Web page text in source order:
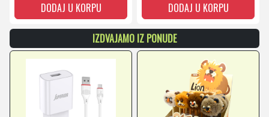
DODAJ U KORPU
DODAJ U KORPU
IZDVAJAMO IZ PONUDE